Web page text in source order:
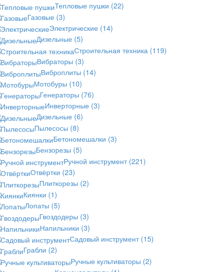
Тепловые пушки (22)
Газовые (3)
Электрические (14)
Дизельные (5)
Строительная техника (119)
Вибраторы (3)
Виброплиты (14)
Мотобуры (10)
Генераторы (76)
Инверторные (3)
Дизельные (6)
Пылесосы (8)
Бетономешалки (3)
Бензорезы (5)
Ручной инструмент (221)
Отвёртки (23)
Плиткорезы (2)
Киянки (1)
Лопаты (5)
Гвоздодеры (3)
Напильники (3)
Садовый инструмент (15)
Грабли (2)
Ручные культиваторы (2)